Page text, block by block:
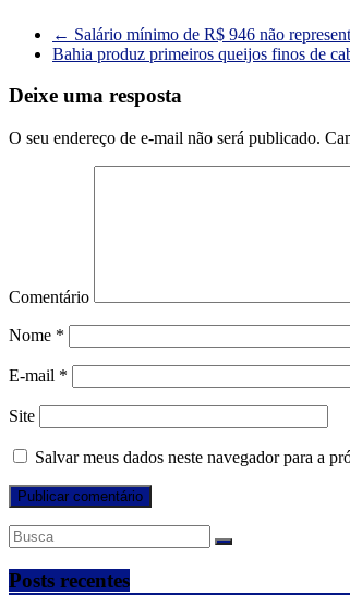
← Salário mínimo de R$ 946 não
Bahia produz primeiros queijos finos de
Deixe uma resposta
O seu endereço de e-mail não será publicado.
Comentário
Nome *
E-mail *
Site
Salvar meus dados neste navegador para a
Posts recentes